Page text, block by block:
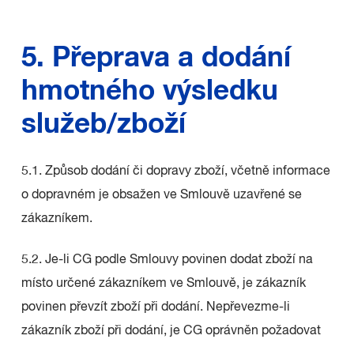
5. Přeprava a dodání
hmotného výsledku
služeb/zboží
5.1. Způsob dodání či dopravy zboží, včetně informace
o dopravném je obsažen ve Smlouvě uzavřené se
zákazníkem.
5.2. Je-li CG podle Smlouvy povinen dodat zboží na
místo určené zákazníkem ve Smlouvě, je zákazník
povinen převzít zboží při dodání. Nepřevezme-li
zákazník zboží při dodání, je CG oprávněn požadovat